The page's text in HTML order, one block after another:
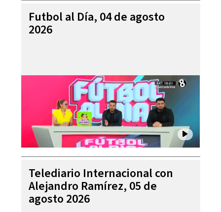
Futbol al Día, 04 de agosto
2026
Telediario Internacional con
Alejandro Ramírez, 05 de
agosto 2026